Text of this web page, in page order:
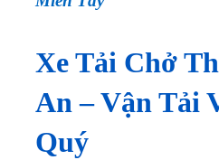
Xe Tải Chở
An – Vận Tải
Quý